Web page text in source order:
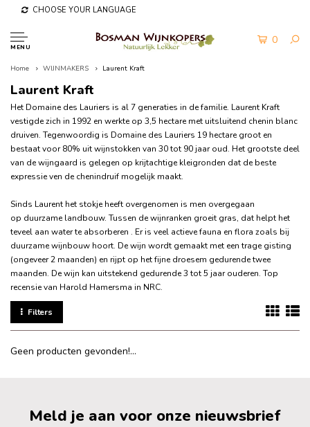
CHOOSE YOUR LANGUAGE
MENU
0
Home WIJNMAKERS Laurent Kraft
Laurent Kraft
Het Domaine des Lauriers is al 7 generaties in de familie. Laurent Kraft
vestigde zich in 1992 en werkte op 3,5 hectare met uitsluitend chenin blanc
druiven. Tegenwoordig is Domaine des Lauriers 19 hectare groot en
bestaat voor 80% uit wijnstokken van 30 tot 90 jaar oud. Het grootste deel
van de wijngaard is gelegen op krijtachtige kleigronden dat de beste
expressie ven de chenindruif mogelijk maakt.
Sinds Laurent het stokje heeft overgenomen is men overgegaan
op duurzame landbouw. Tussen de wijnranken groeit gras, dat helpt het
teveel aan water te absorberen . Er is veel actieve fauna en flora zoals bij
duurzame wijnbouw hoort. De wijn wordt gemaakt met een trage gisting
(ongeveer 2 maanden) en rijpt op het fijne droesem gedurende twee
maanden. De wijn kan uitstekend gedurende 3 tot 5 jaar ouderen. Top
recensie van Harold Hamersma in NRC.
Filters
Geen producten gevonden!...
Meld je aan voor onze nieuwsbrief